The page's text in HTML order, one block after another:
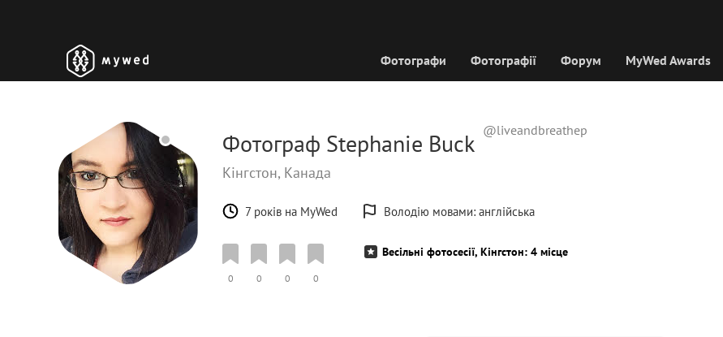
Фотографи Фотографії Форум MyWed Awards
Фотограф Stephanie Buck @liveandbreathep
Кінгстон, Канада
7 років на MyWed Володію мовами: англійська
0 0 0 0
Весільні фотосесії, Кінгстон: 4 місце